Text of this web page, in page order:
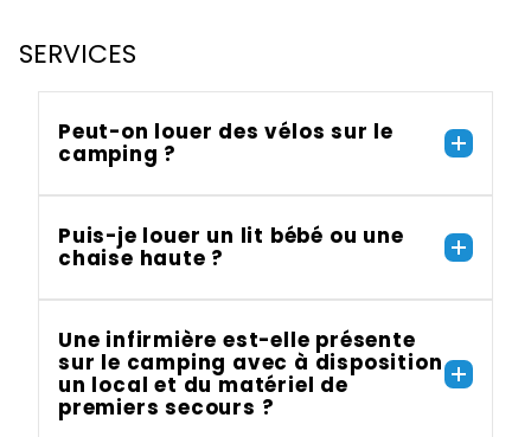
SERVICES
Peut-on louer des vélos sur le
camping ?
Puis-je louer un lit bébé ou une
chaise haute ?
Une infirmière est-elle présente
sur le camping avec à disposition
un local et du matériel de
premiers secours ?